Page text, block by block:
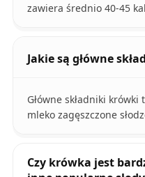
zawiera średnio 40-45
Jakie są główne
Główne składniki
mleko zagęszczone
Czy krówka jest